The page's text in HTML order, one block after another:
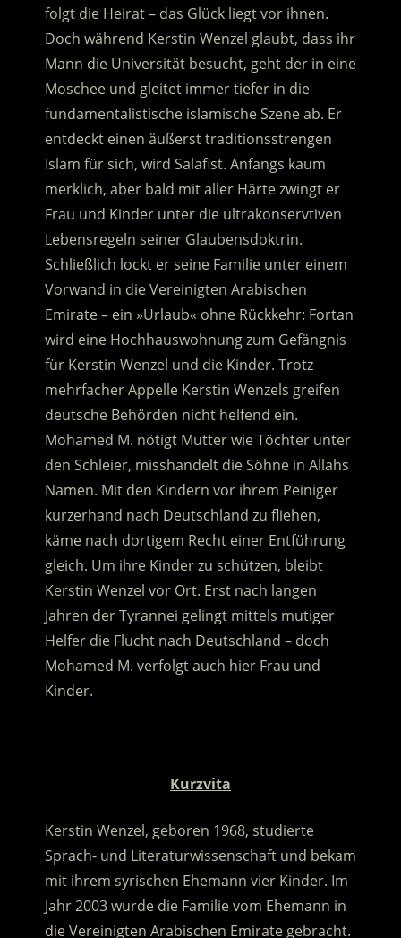
folgt die Heirat – das Glück liegt vor ihnen.
Doch während Kerstin Wenzel glaubt, dass ihr
Mann die Universität besucht, geht der in eine
Moschee und gleitet immer tiefer in die
fundamentalistische islamische Szene ab. Er
entdeckt einen äußerst traditionsstrengen
Islam für sich, wird Salafist. Anfangs kaum
merklich, aber bald mit aller Härte zwingt er
Frau und Kinder unter die ultrakonservtiven
Lebensregeln seiner Glaubensdoktrin.
Schließlich lockt er seine Familie unter einem
Vorwand in die Vereinigten Arabischen
Emirate – ein »Urlaub« ohne Rückkehr: Fortan
wird eine Hochhauswohnung zum Gefängnis
für Kerstin Wenzel und die Kinder. Trotz
mehrfacher Appelle Kerstin Wenzels greifen
deutsche Behörden nicht helfend ein.
Mohamed M. nötigt Mutter wie Töchter unter
den Schleier, misshandelt die Söhne in Allahs
Namen. Mit den Kindern vor ihrem Peiniger
kurzerhand nach Deutschland zu fliehen,
käme nach dortigem Recht einer Entführung
gleich. Um ihre Kinder zu schützen, bleibt
Kerstin Wenzel vor Ort. Erst nach langen
Jahren der Tyrannei gelingt mittels mutiger
Helfer die Flucht nach Deutschland – doch
Mohamed M. verfolgt auch hier Frau und
Kinder.
Kurzvita
Kerstin Wenzel, geboren 1968, studierte
Sprach- und Literaturwissenschaft und bekam
mit ihrem syrischen Ehemann vier Kinder. Im
Jahr 2003 wurde die Familie vom Ehemann in
die Vereinigten Arabischen Emirate gebracht.